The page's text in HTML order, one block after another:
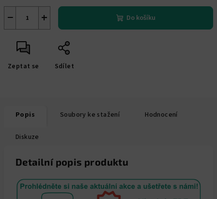
+
− Do košíku
Zeptat se Sdílet
Popis Soubory ke stažení Hodnocení
Diskuze
Detailní popis produktu